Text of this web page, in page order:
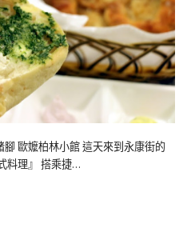
歐嬤柏林小館 這天來到永康街的
料理』 搭乘捷…